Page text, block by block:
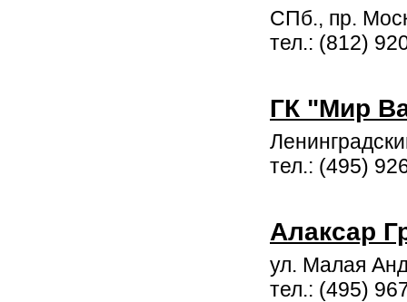
СПб., пр.
тел.: (812)
ГК "Мир
тел.: (495)
Алаксар
ул. Малая
тел.: (495)